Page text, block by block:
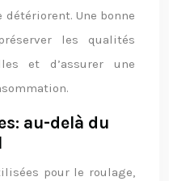
détériorent. Une bonne
les qualités
et d’assurer une
au-delà du
pour le roulage,